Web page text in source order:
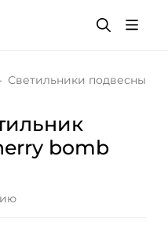
Светильники подвесные
bomb